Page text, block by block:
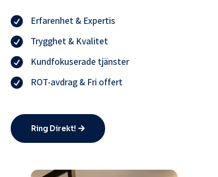
 Erfarenhet & Expertis
 Trygghet & Kvalitet
 Kundfokuserade tjänster
 ROT-avdrag & Fri offert
Ring Direkt!